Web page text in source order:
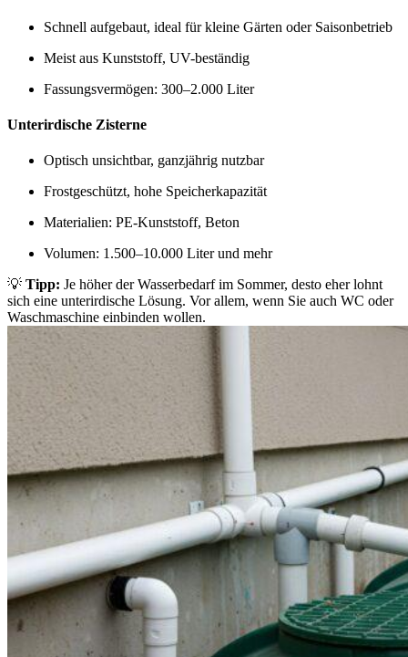
Schnell aufgebaut, ideal für kleine Gärten oder Saisonbetrieb
Meist aus Kunststoff, UV-beständig
Fassungsvermögen: 300–2.000 Liter
Unterirdische Zisterne
Optisch unsichtbar, ganzjährig nutzbar
Frostgeschützt, hohe Speicherkapazität
Materialien: PE-Kunststoff, Beton
Volumen: 1.500–10.000 Liter und mehr
💡 Tipp: Je höher der Wasserbedarf im Sommer, desto eher lohnt
sich eine unterirdische Lösung. Vor allem, wenn Sie auch WC oder
Waschmaschine einbinden wollen.